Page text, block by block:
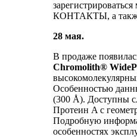
КОНТАКТЫ, а также
28 мая.
В продаже
Chromolith®
Особенностью
(300 Å). Доступны
Протеин A с
Подробную
особенностях